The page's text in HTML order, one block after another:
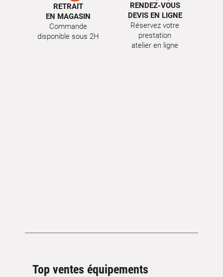
RETRAIT
EN MAGASIN
Commande
disponible sous 2H
RENDEZ-VOUS
DEVIS EN LIGNE
Réservez votre
prestation
atelier en ligne
Top ventes équipements